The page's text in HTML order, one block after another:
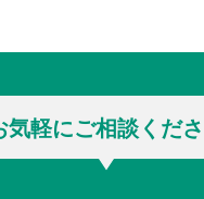
気軽にご相談くだ